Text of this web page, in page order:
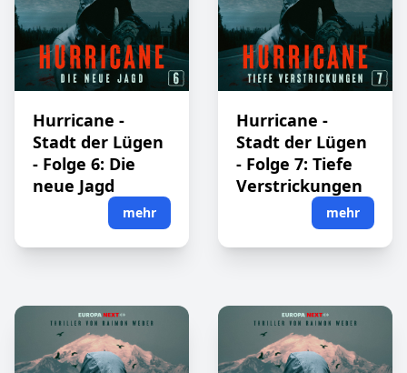
Hurricane -
Stadt der Lügen
- Folge 6: Die
neue Jagd
mehr
Hurricane -
Stadt der Lügen
- Folge 7: Tiefe
Verstrickungen
mehr